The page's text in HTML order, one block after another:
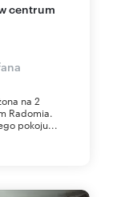
na 2
Radomia.
pokoju...